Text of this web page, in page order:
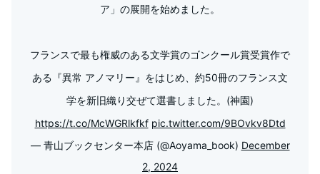
ア」の展開を始めました。
フランスで最も権威のある文学賞のゴンクール賞受賞作で
ある『異常 アノマリー』をはじめ、約50冊のフランス文
学を新旧織り交ぜて選書しました。(神園)
https://t.co/McWGRlkfkf pic.twitter.com/9BOvkv8Dtd
— 青山ブックセンター本店 (@Aoyama_book) December
2, 2024